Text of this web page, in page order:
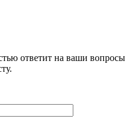
ответит на ваши вопросы